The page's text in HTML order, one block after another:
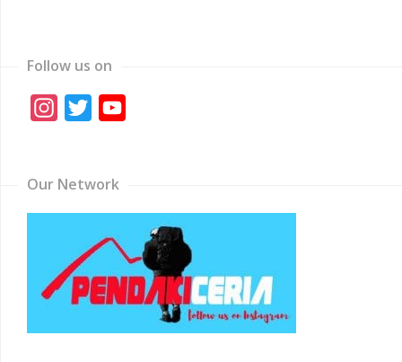
Follow us on
Instagram
Twitter
Our Network